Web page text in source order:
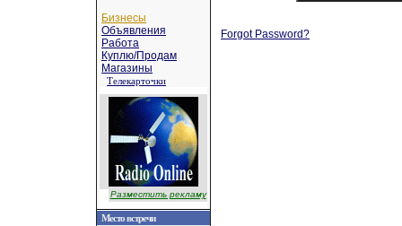
Бизнесы
Объявления
Работа
Куплю/Продам
Магазины
Телекарточки
Разместить рекламу
Место встречи
Forgot Password?